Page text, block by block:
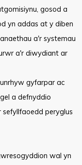
gosod a
yn addas at y diben
a'r systemau
a'r diwydiant ar
gyfarpar ac
a defnyddio
peryglus
wal yn